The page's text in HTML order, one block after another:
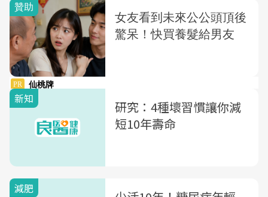
新知
研究：4種壞習慣讓你減
短10年壽命
減肥